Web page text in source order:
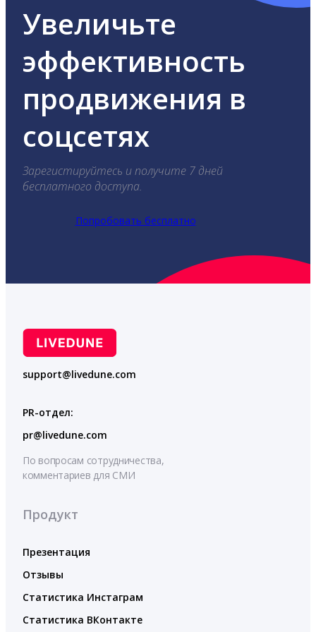
Увеличьте
эффективность
продвижения в
соцсетях
Зарегистируйтесь и получите 7 дней
бесплатного доступа.
Попробовать бесплатно
support@livedune.com
PR-отдел:
pr@livedune.com
По вопросам сотрудничества,
комментариев для СМИ
Продукт
Презентация
Отзывы
Статистика Инстаграм
Статистика ВКонтакте